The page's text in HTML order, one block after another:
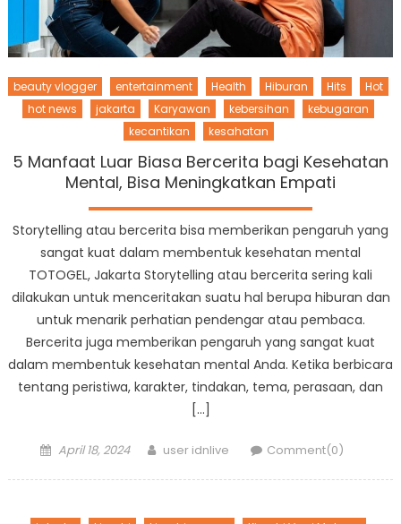
beauty vlogger entertainment Health Hiburan Hits
Hot
hot news
jakarta Karyawan kebersihan
kebugaran
kecantikan
kesahatan
5 Manfaat Luar Biasa Bercerita bagi Kesehatan
Mental, Bisa Meningkatkan Empati
Storytelling atau bercerita bisa memberikan pengaruh yang
sangat kuat dalam membentuk kesehatan mental
TOTOGEL, Jakarta Storytelling atau bercerita sering kali
dilakukan untuk menceritakan suatu hal berupa hiburan dan
untuk menarik perhatian pendengar atau pembaca.
Bercerita juga memberikan pengaruh yang sangat kuat
dalam membentuk kesehatan mental Anda. Ketika berbicara
tentang peristiwa, karakter, tindakan, tema, perasaan, dan
[…]
Posted
April 18, 2024 Author
user idnlive Comment(0)